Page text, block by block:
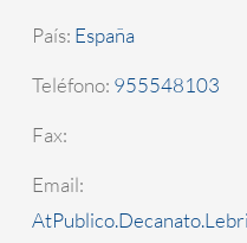
País: España
Teléfono: 955548103
Fax:
Email: